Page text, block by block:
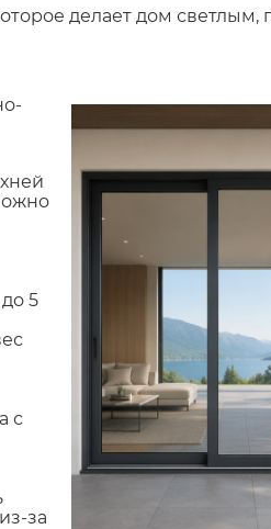
делает дом светлым,
5
с
за